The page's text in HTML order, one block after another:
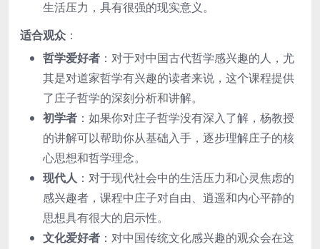
生活压力，具有很强的现实意义。
适合观众 ：
哲学爱好者 ：对于对中国古代哲学感兴趣的人，尤
其是对道家哲学有兴趣的读者来说，这个课程提供
了庄子哲学的深刻分析和讲解。
初学者 ：如果你对庄子哲学没有深入了解，杨教授
的讲解可以帮助你从基础入手，逐步理解庄子的核
心思想和哲学理念。
现代人：对于现代社会中的生活压力和心灵焦虑的
感兴趣者，课程中庄子对自由、逍遥和内心平静的
思想具有很大的启示性。
文化爱好者 ：对中国传统文化感兴趣的观众会在这